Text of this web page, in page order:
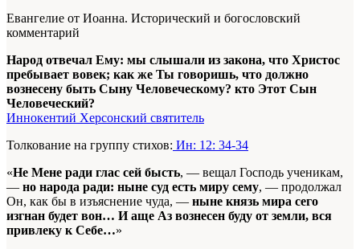
Евангелие от Иоанна. Исторический и богословский
комментарий
Народ отвечал Ему: мы слышали из закона, что Христос
пребывает вовек; как же Ты говоришь, что должно
вознесену быть Сыну Человеческому? кто Этот Сын
Человеческий?
Иннокентий Херсонский святитель
Толкование на группу стихов: Ин: 12: 34-34
«Не Мене ради глас сей бысть, — вещал Господь ученикам,
— но народа ради: ныне суд есть миру сему, — продолжал
Он, как бы в изъяснение чуда, — ныне князь мира сего
изгнан будет вон… И аще Аз вознесен буду от земли, вся
привлеку к Себе…»